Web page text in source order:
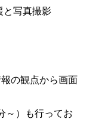
真撮影
の観点から画面
）も行ってお